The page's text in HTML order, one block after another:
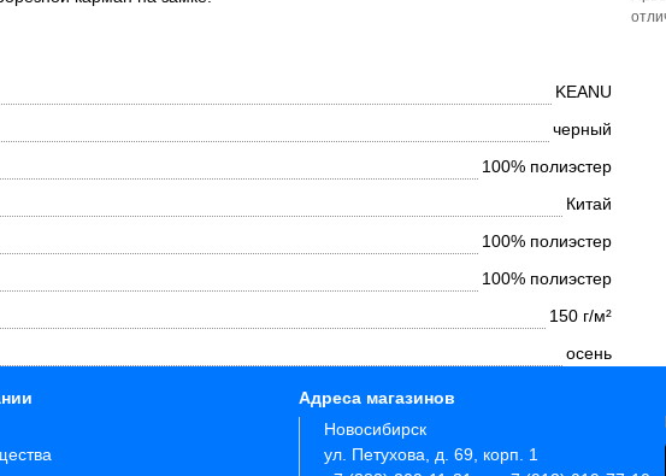
KEANU
черный
100% полиэстер
Китай
100% полиэстер
100% полиэстер
150 г/м²
осень
Адреса магазинов
Новосибирск
ул. Петухова, д. 69, корп. 1